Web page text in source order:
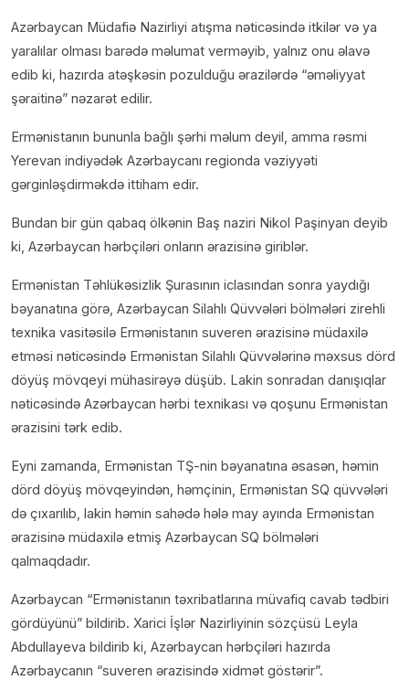
Azərbaycan Müdafiə Nazirliyi atışma nəticəsində itkilər və ya
yaralılar olması barədə məlumat verməyib, yalnız onu əlavə
edib ki, hazırda atəşkəsin pozulduğu ərazilərdə “əməliyyat
şəraitinə” nəzarət edilir.
Ermənistanın bununla bağlı şərhi məlum deyil, amma rəsmi
Yerevan indiyədək Azərbaycanı regionda vəziyyəti
gərginləşdirməkdə ittiham edir.
Bundan bir gün qabaq ölkənin Baş naziri Nikol Paşinyan deyib
ki, Azərbaycan hərbçiləri onların ərazisinə giriblər.
Ermənistan Təhlükəsizlik Şurasının iclasından sonra yaydığı
bəyanatına görə, Azərbaycan Silahlı Qüvvələri bölmələri zirehli
texnika vasitəsilə Ermənistanın suveren ərazisinə müdaxilə
etməsi nəticəsində Ermənistan Silahlı Qüvvələrinə məxsus dörd
döyüş mövqeyi mühasirəyə düşüb. Lakin sonradan danışıqlar
nəticəsində Azərbaycan hərbi texnikası və qoşunu Ermənistan
ərazisini tərk edib.
Eyni zamanda, Ermənistan TŞ-nin bəyanatına əsasən, həmin
dörd döyüş mövqeyindən, həmçinin, Ermənistan SQ qüvvələri
də çıxarılıb, lakin həmin sahədə hələ may ayında Ermənistan
ərazisinə müdaxilə etmiş Azərbaycan SQ bölmələri
qalmaqdadır.
Azərbaycan “Ermənistanın təxribatlarına müvafiq cavab tədbiri
gördüyünü” bildirib. Xarici İşlər Nazirliyinin sözçüsü Leyla
Abdullayeva bildirib ki, Azərbaycan hərbçiləri hazırda
Azərbaycanın “suveren ərazisində xidmət göstərir”.